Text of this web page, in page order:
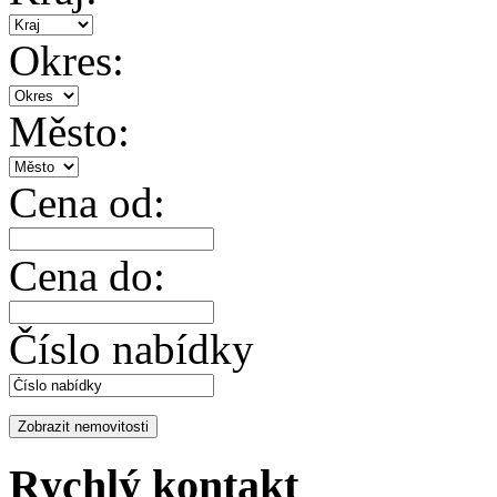
Okres:
Město:
Cena od:
Cena do:
Číslo nabídky
Rychlý kontakt